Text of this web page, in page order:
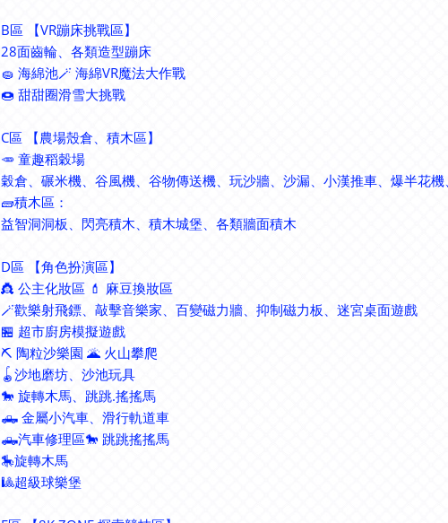
B區 【VR蹦床挑戰區】
28面齒輪、各類造型蹦床
🧽 海綿池🪄 海綿VR魔法大作戰
🍩 甜甜圈滑雪大挑戰
C區 【農場殼倉、積木區】
🥕 童趣稻穀場
穀倉、碾米機、谷風機、谷物傳送機、玩沙牆、沙漏、小漢推車、爆半花
🧱積木區：
益智洞洞板、閃亮積木、積木城堡、各類牆面積木
D區 【角色扮演區】
👸 公主化妝區 💄 麻豆換妝區
🪄歡樂射飛鏢、敲擊音樂家、百變磁力牆、抑制磁力板、迷宮桌面遊戲
🏪 超市廚房模擬遊戲
⛏ 陶粒沙樂園 🌋 火山攀爬
🪀沙地磨坊、沙池玩具
🐎 旋轉木馬、跳跳.搖搖馬
🛻 金屬小汽車、滑行軌道車
🛻汽車修理區🐎 跳跳搖搖馬
🎠旋轉木馬
🎱超級球樂堡